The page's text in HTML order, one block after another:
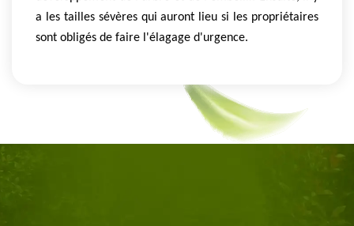
a les tailles sévères qui auront lieu si les propriétaires
sont obligés de faire l'élagage d'urgence.